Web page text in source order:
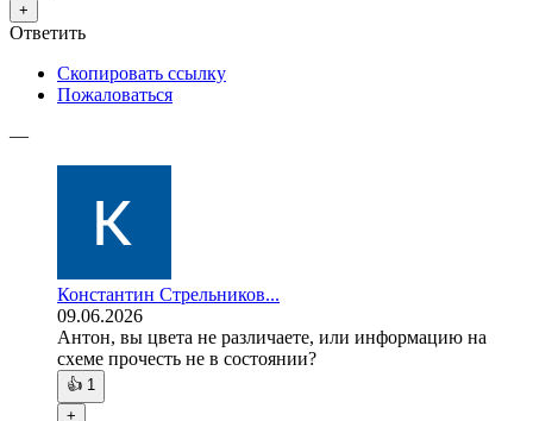
+
Ответить
Скопировать ссылку
Пожаловаться
—
Константин Стрельников...
09.06.2026
Антон, вы цвета не различаете, или информацию на
схеме прочесть не в состоянии?
👍 1
+